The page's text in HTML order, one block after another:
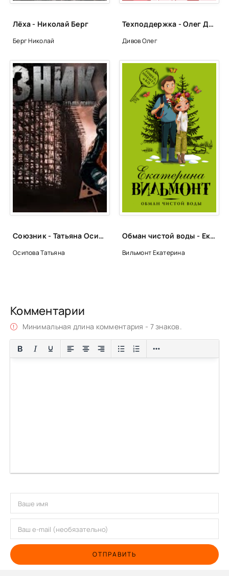
Лёха - Николай Берг
Берг Николай
Техподдержка - Олег Дивов
Дивов Олег
Союзник - Татьяна Осипова
Осипова Татьяна
Обман чистой воды - Екатерина Вильмонт
Вильмонт Екатерина
Комментарии
Минимальная длина комментария - 7 знаков.
ОТПРАВИТЬ